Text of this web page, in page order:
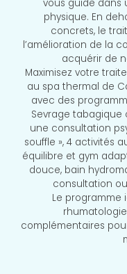
vous guide dans
physique. En
concrets, le
l’amélioration de la
acquérir de
Maximisez votre
au spa thermal de
avec des
Sevrage tabagique
une consultation
souffle », 4 activités
équilibre et gym
douce, bain
consultation
Le programme
complémentaires